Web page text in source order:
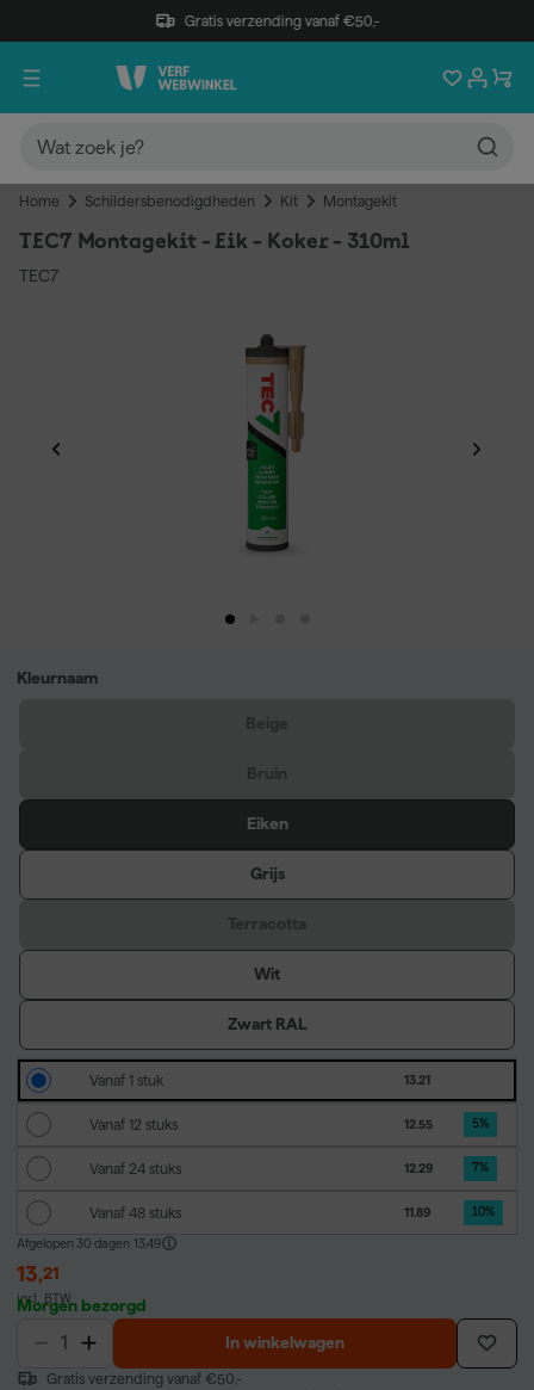
Gratis verzending vanaf €50,-
Home Schildersbenodigdheden Kit Montagekit
TEC7 Montagekit - Eik - Koker - 310ml
TEC7
Kleurnaam
Eiken
Grijs
Wit
Zwart RAL
Vanaf 1 stuk 13.21
Vanaf 12 stuks 12.55 5%
Vanaf 24 stuks 12.29 7%
Vanaf 48 stuks 11.89 10%
Afgelopen 30 dagen 13,49
13,21
incl. BTW
Morgen bezorgd
In winkelwagen
Gratis verzending vanaf €50,-